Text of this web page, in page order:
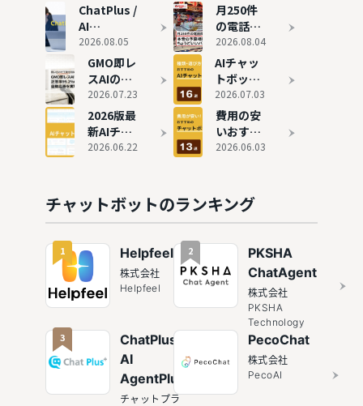
ChatPlus /
AI
AgentPlus
の評判と実
態
2026.08.05
月250件
の電話問
い合わせ
がゼロ
に。本音
の予算相
談で見つ
けた、ち
ょうどい
いバラン
ト
2026.08.04
GMO即レ
スAIの評
判を独自
取材｜月
1,620時
間削減を
2026.07.23
AIチャッ
トボット
のおすす
め16選を
徹底比
較！
解説
2026.07.03
2026版最
新AIチャ
ットボッ
社外・社
内・横断
で徹底整
理
2026.06.22
費用の安
いおすす
めチャッ
2026.06.03
チャットボットのランキング
1 Helpfeel
株式会社
Helpfeel
2
PKSHA
ChatAgent
株式会社
PKSHA
Technology
3
ChatPlus /
AI
AgentPlus
チャットプラ
PecoChat
株式会社
PecoAI